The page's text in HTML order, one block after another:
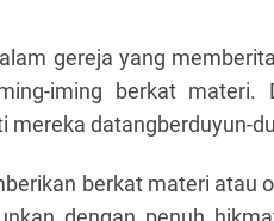
gereja yang
iming berkat materi.
datangberduyun-
berkat materi atau